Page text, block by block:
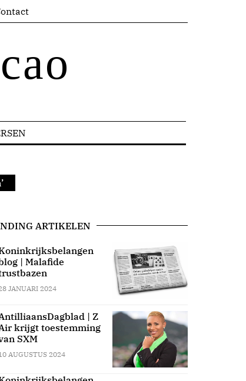
ARTIKELEN
| Malafide
JANUARI 2024
| Z
krijgt toestemming
SXM
AUGUSTUS 2024